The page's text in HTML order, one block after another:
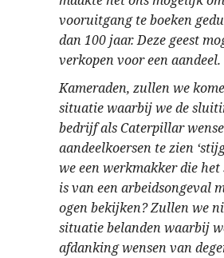
vooruitgang te boeken
dan 100 jaar. Deze geest
verkopen voor een aandeel.
Kameraden, zullen we
situatie waarbij we de
bedrijf als Caterpillar
aandeelkoersen te zien
we een werkmakker die
is van een arbeidsongeval
ogen bekijken? Zullen we
situatie belanden waarbij
afdanking wensen van